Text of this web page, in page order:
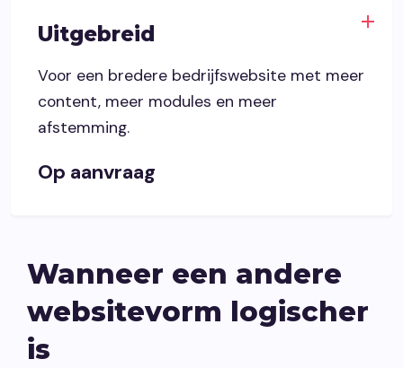
Uitgebreid
Voor een bredere bedrijfswebsite met meer
content, meer modules en meer
afstemming.
Op aanvraag
Wanneer een andere
websitevorm logischer
is